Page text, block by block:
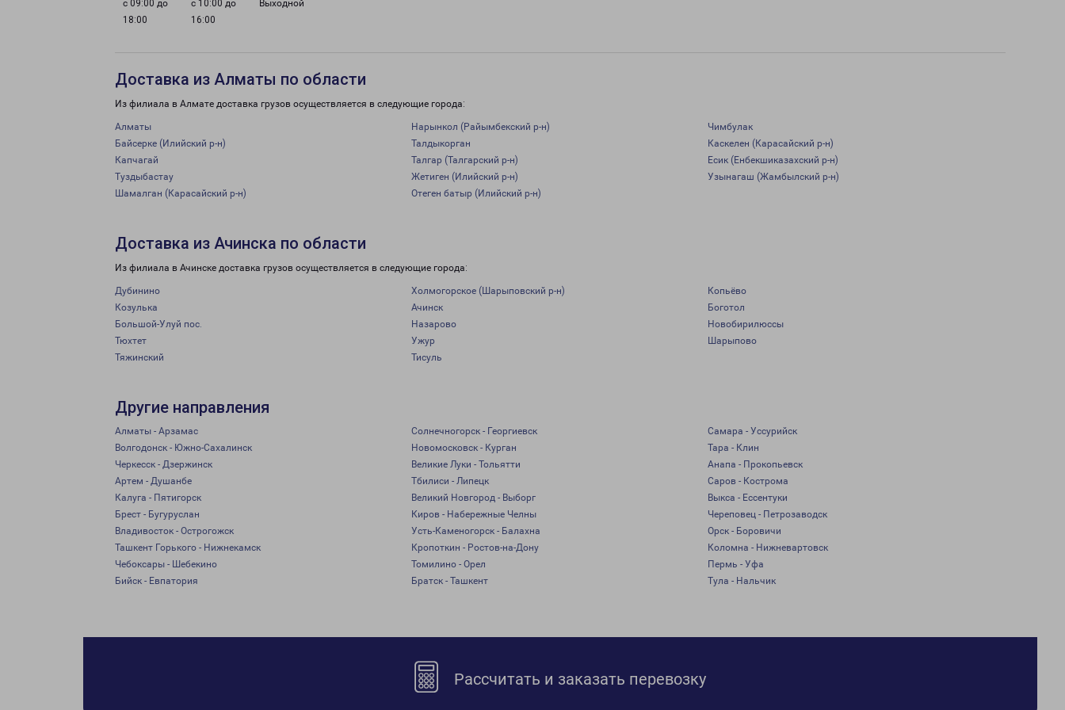
с 09:00 до
18:00
с 10:00 до
16:00
Выходной
Доставка из Алматы по области
Из филиала в Алмате доставка грузов осуществляется в следующие города:
Алматы Нарынкол (Райымбекский р-н)
Чимбулак
Байсерке (Илийский р-н)
Талдыкорган
Каскелен (Карасайский р-н)
Капчагай
Талгар (Талгарский р-н)
Есик (Енбекшиказахский р-н)
Туздыбастау
Жетиген (Илийский р-н)
Узынагаш (Жамбылский р-н)
Шамалган (Карасайский р-н)
Отеген батыр (Илийский р-н)
Доставка из Ачинска по области
Из филиала в Ачинске доставка грузов осуществляется в следующие города:
Дубинино Холмогорское (Шарыповский р-н)
Копьёво
Козулька
Ачинск
Боготол
Большой-Улуй пос.
Назарово
Новобирилюссы
Тюхтет
Ужур
Шарыпово
Тяжинский
Тисуль
Другие направления
Алматы - Арзамас Солнечногорск - Георгиевск
Самара - Уссурийск
Волгодонск - Южно-Сахалинск
Новомосковск - Курган
Тара - Клин
Черкесск - Дзержинск
Великие Луки - Тольятти
Анапа - Прокопьевск
Артем - Душанбе
Тбилиси - Липецк
Саров - Кострома
Калуга - Пятигорск
Великий Новгород - Выборг
Выкса - Ессентуки
Брест - Бугуруслан
Киров - Набережные Челны
Череповец - Петрозаводск
Владивосток - Острогожск
Усть-Каменогорск - Балахна
Орск - Боровичи
Ташкент Горького - Нижнекамск
Кропоткин - Ростов-на-Дону
Коломна - Нижневартовск
Чебоксары - Шебекино
Томилино - Орел
Пермь - Уфа
Бийск - Евпатория
Братск - Ташкент Тула - Нальчик
Рассчитать и заказать перевозку